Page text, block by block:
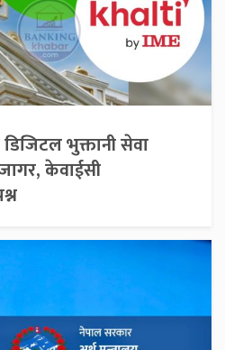
डिजिटल भुक्तानी सेवा
केवाईसी